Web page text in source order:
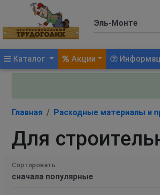
Каталог (current)Акции
Главная Расходные материалы и
Для
Сортировать